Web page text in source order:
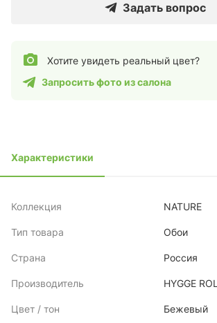
Задать вопрос
Хотите увидеть реальный цвет?
Запросить фото из салона
Характеристики
Коллекция NATURE
Тип товара Обои
Страна Россия
Производитель HYGGE
Цвет / тон Бежевый